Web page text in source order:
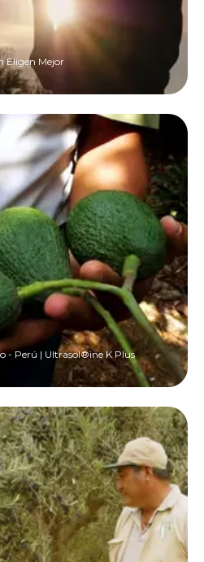
Eligen Mejor
- Perú | Ultrasol®ine K Plus